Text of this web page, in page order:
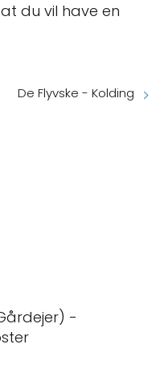
du vil have en
De Flyvske - Kolding
-